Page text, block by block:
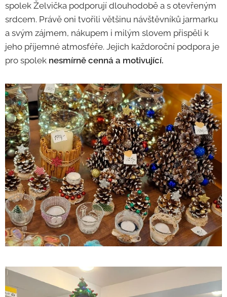
spolek Želvička podporují dlouhodobě a s otevřeným
srdcem. Právě oni tvořili většinu návštěvníků jarmarku
a svým zájmem, nákupem i milým slovem přispěli k
jeho příjemné atmosféře. Jejich každoroční podpora je
pro spolek nesmírně cenná a motivující.